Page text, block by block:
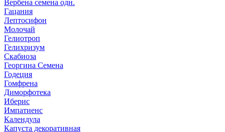
Вербена семена одн.
Гацания
Лептосифон
Молочай
Гелиотроп
Гелихризум
Скабиоза
Георгина Семена
Годеция
Гомфрена
Диморфотека
Иберис
Импатиенс
Календула
Капуста декоративная